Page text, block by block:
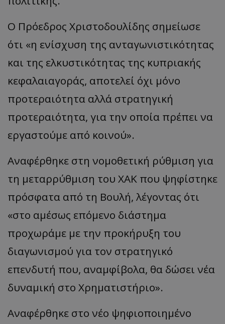
Ο Πρόεδρος Χριστοδουλίδης σημείωσε
ότι «η ενίσχυση της ανταγωνιστικότητας
και της ελκυστικότητας της κυπριακής
κεφαλαιαγοράς, αποτελεί όχι μόνο
προτεραιότητα αλλά στρατηγική
προτεραιότητα, για την οποία πρέπει να
εργαστούμε από κοινού».
Αναφέρθηκε στη νομοθετική ρύθμιση για
τη μεταρρύθμιση του ΧΑΚ που ψηφίστηκε
πρόσφατα από τη Βουλή, λέγοντας ότι
«στο αμέσως επόμενο διάστημα
προχωράμε με την προκήρυξη του
διαγωνισμού για τον στρατηγικό
επενδυτή που, αναμφίβολα, θα δώσει νέα
δυναμική στο Χρηματιστήριο».
Αναφέρθηκε στο νέο ψηφιοποιημένο